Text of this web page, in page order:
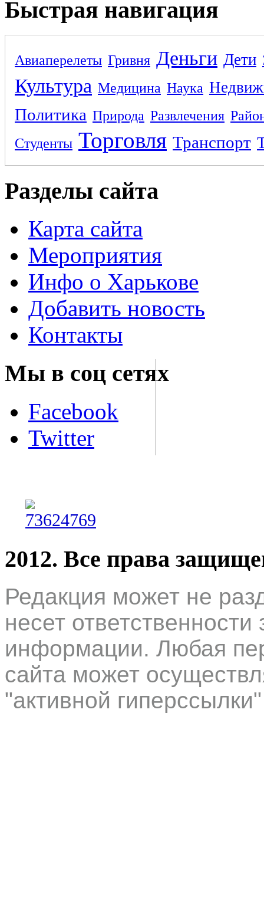
Быстрая навигация
Авиаперелеты Гривня Деньги Дети
Культура Медицина Наука
Политика Природа Развлечения
Студенты Торговля Транспорт
Разделы сайта
Карта сайта
Мероприятия
Инфо о Харькове
Добавить новость
Контакты
Мы в соц сетях
Facebook
Twitter
2012. Все права
Редакция может не
несет
информации. Любая
сайта может
"активной